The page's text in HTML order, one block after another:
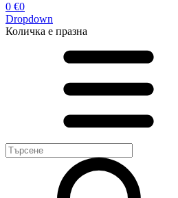
0 €0
Dropdown
Количка е празна